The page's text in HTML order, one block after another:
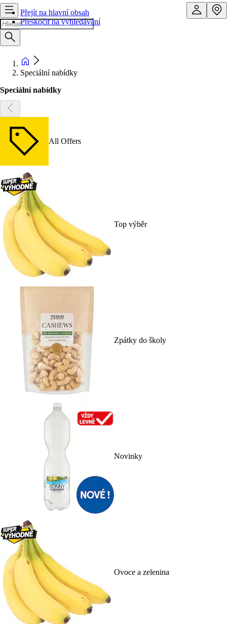
Přejít na hlavní obsah
Přeskočit na vyhledávání
Speciální nabídky
Speciální nabídky
All Offers
Top výběr
Zpátky do školy
Novinky
Ovoce a zelenina